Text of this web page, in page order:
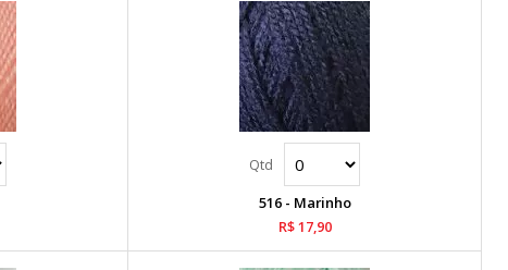
516 - Marinho
R$ 17,90